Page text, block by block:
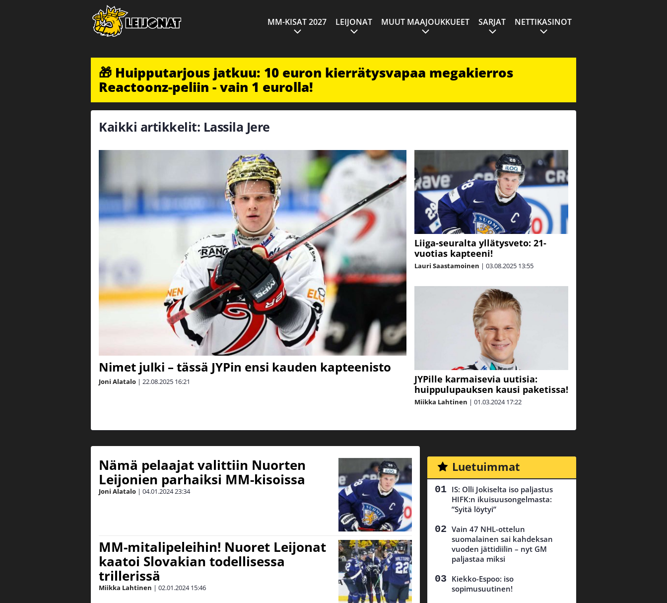
MM-KISAT 2027 LEIJONAT MUUT MAAJOUKKUEET SARJAT NETTIKASINOT
🎁 Huipputarjous jatkuu: 10 euron kierrätysvapaa megakierros
Reactoonz-peliin - vain 1 eurolla!
Kaikki artikkelit: Lassila Jere
Nimet julki – tässä JYPin ensi kauden kapteenisto
Joni Alatalo | 22.08.2025 16:21
Liiga-seuralta yllätysveto: 21-
vuotias kapteeni!
Lauri Saastamoinen | 03.08.2025 13:55
JYPille karmaisevia uutisia:
huippulupauksen kausi paketissa!
Miikka Lahtinen | 01.03.2024 17:22
Nämä pelaajat valittiin Nuorten
Leijonien parhaiksi MM-kisoissa
Joni Alatalo | 04.01.202423:34
MM-mitalipeleihin! Nuoret Leijonat
kaatoi Slovakian todellisessa
trillerissä
Miikka Lahtinen | 02.01.2024 15:46
Luetuimmat
IS: Olli Jokiselta iso paljastus
HIFK:n ikuisuusongelmasta:
”Syitä löytyi”
Vain 47 NHL-ottelun
suomalainen sai kahdeksan
vuoden jättidiilin – nyt GM
paljastaa miksi
Kiekko-Espoo: iso
sopimusuutinen!